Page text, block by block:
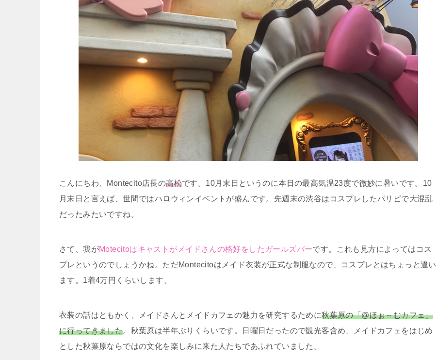
こんにちわ、Montecito店長の高松です。10月末日というのに本日の最高気温23度で微妙に暑いです。10
月末日と言えば、世間ではハロウィンイベントが盛んです。先週末の渋谷はコスプレしたパリピで大混乱
だったみたいですね。
さて、我がMotecitoはキャストがメイドさんの格好をしたガールズバーです。これも見方によってはコス
プレというのでしょうかね。ただMontecitoはメイド衣装が正式な制服なので、コスプレとはちょっと違い
ます。1着4万円くらいします。
衣装の話はともかく、メイドさんとメイドカフェの魅力を研究するために秋葉原の「@ほぉ～むカフェ」
に行ってきました。秋葉原は半年ぶりくらいです。日曜日だったので観光客含め、メイドカフェをはじめ
とした秋葉原ならではの文化を楽しみに来た人たちであふれていました。